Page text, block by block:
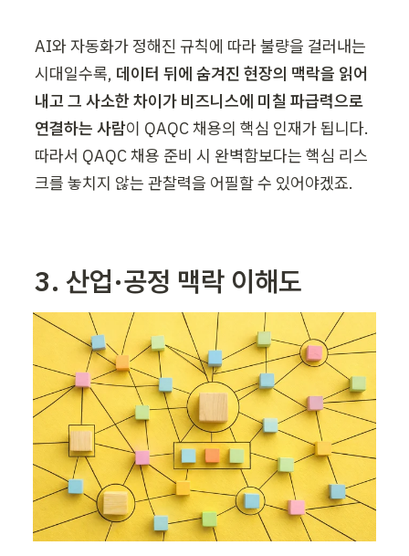
AI와 자동화가 정해진 규칙에 따라 불량을 걸러내는
시대일수록, 데이터 뒤에 숨겨진 현장의 맥락을 읽어
내고 그 사소한 차이가 비즈니스에 미칠 파급력으로
연결하는 사람이 QAQC 채용의 핵심 인재가 됩니다.
따라서 QAQC 채용 준비 시 완벽함보다는 핵심 리스
크를 놓치지 않는 관찰력을 어필할 수 있어야겠죠.
3. 산업·공정 맥락 이해도